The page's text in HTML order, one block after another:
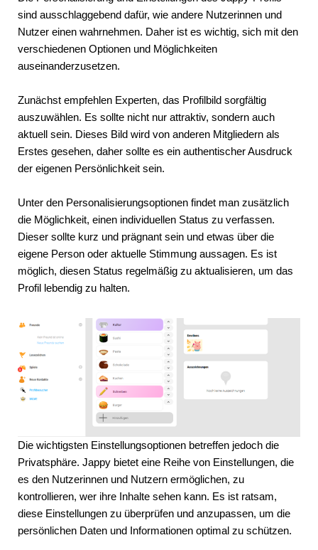
sind ausschlaggebend dafür, wie andere Nutzerinnen und
Nutzer einen wahrnehmen. Daher ist es wichtig, sich mit den
verschiedenen Optionen und Möglichkeiten
auseinanderzusetzen.
Zunächst empfehlen Experten, das Profilbild sorgfältig
auszuwählen. Es sollte nicht nur attraktiv, sondern auch
aktuell sein. Dieses Bild wird von anderen Mitgliedern als
Erstes gesehen, daher sollte es ein authentischer Ausdruck
der eigenen Persönlichkeit sein.
Unter den Personalisierungsoptionen findet man zusätzlich
die Möglichkeit, einen individuellen Status zu verfassen.
Dieser sollte kurz und prägnant sein und etwas über die
eigene Person oder aktuelle Stimmung aussagen. Es ist
möglich, diesen Status regelmäßig zu aktualisieren, um das
Profil lebendig zu halten.
Die wichtigsten Einstellungsoptionen betreffen jedoch die
Privatsphäre. Jappy bietet eine Reihe von Einstellungen, die
es den Nutzerinnen und Nutzern ermöglichen, zu
kontrollieren, wer ihre Inhalte sehen kann. Es ist ratsam,
diese Einstellungen zu überprüfen und anzupassen, um die
persönlichen Daten und Informationen optimal zu schützen.